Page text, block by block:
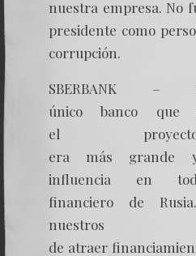
nuestra empresa. No
presidente como
corrupción.
SBERBANK
único banco que
el
era más grande
influencia en
financiero de
nuestros
de atraer